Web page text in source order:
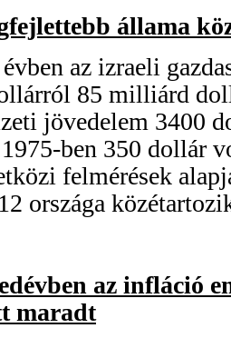
állama
az izraeli
85 milliárd
jövedelem 3400
ben 350 dollár
felmérések
országa
az infláció
maradt